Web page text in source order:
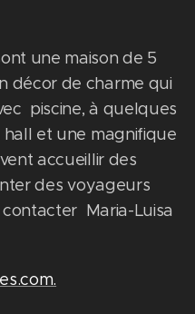
une maison de 5
décor de charme qui
piscine, à quelques
hall et une magnifique
accueillir des
des voyageurs
Maria-Luisa